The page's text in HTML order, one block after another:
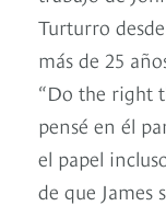
Turturro
más de 25
“Do the right
pensé en él
el papel
de que James